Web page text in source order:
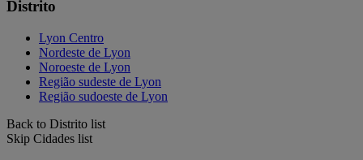
Distrito
Lyon Centro
Nordeste de Lyon
Noroeste de Lyon
Região sudeste de Lyon
Região sudoeste de Lyon
Back to Distrito list
Skip Cidades list